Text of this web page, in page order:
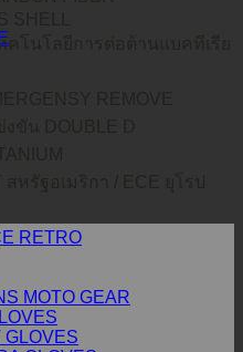
RETRO
MOTO GEAR
GLOVES
SHELL
โนโลยีการต่อต้านแบคทีเรีย
REMOVE
ขัน DOUBLE D
หรัฐอเมริกา / ECE ยุโรป